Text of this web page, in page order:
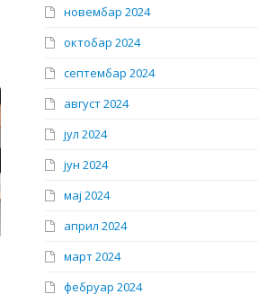
новембар 2024
октобар 2024
септембар 2024
август 2024
јул 2024
јун 2024
мај 2024
април 2024
март 2024
фебруар 2024